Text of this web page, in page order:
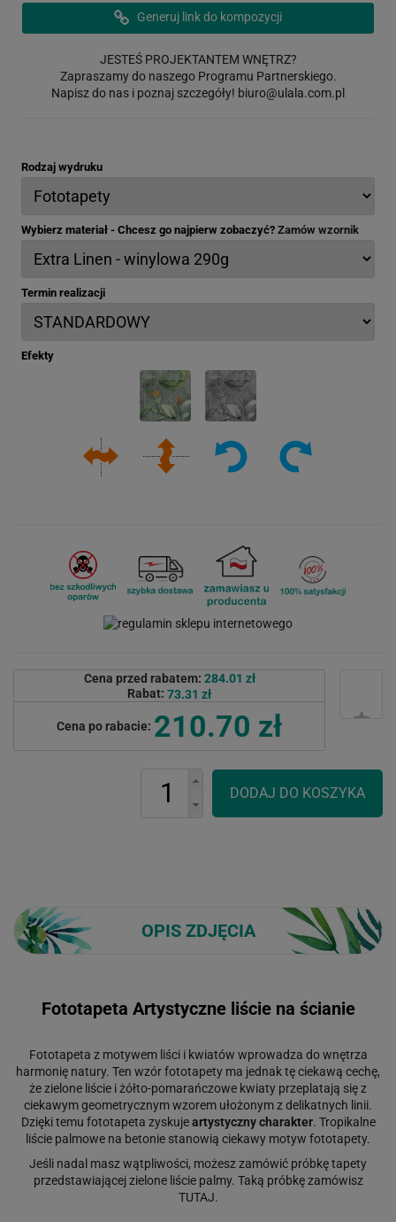
Generuj link do kompozycji
JESTEŚ PROJEKTANTEM WNĘTRZ?
Zapraszamy do naszego Programu Partnerskiego.
Napisz do nas i poznaj szczegóły! biuro@ulala.com.pl
Rodzaj wydruku
Wybierz materiał - Chcesz go najpierw zobaczyć? Zamów wzornik
Termin realizacji
Efekty
Cena przed rabatem: 284.01 zł
Rabat: 73.31 zł
Cena po rabacie: 210.70 zł
OPIS ZDJĘCIA
Fototapeta Artystyczne liście na ścianie
Fototapeta z motywem liści i kwiatów wprowadza do wnętrza
harmonię natury. Ten wzór fototapety ma jednak tę ciekawą cechę,
że zielone liście i żółto-pomarańczowe kwiaty przeplatają się z
ciekawym geometrycznym wzorem ułożonym z delikatnych linii.
Dzięki temu fototapeta zyskujeartystyczny charakter. Tropikalne
liście palmowe na betonie stanowią ciekawy motyw fototapety.
Jeśli nadal masz wątpliwości, możesz zamówić próbkę tapety
przedstawiającej zielone liście palmy. Taką próbkę zamówisz
TUTAJ.